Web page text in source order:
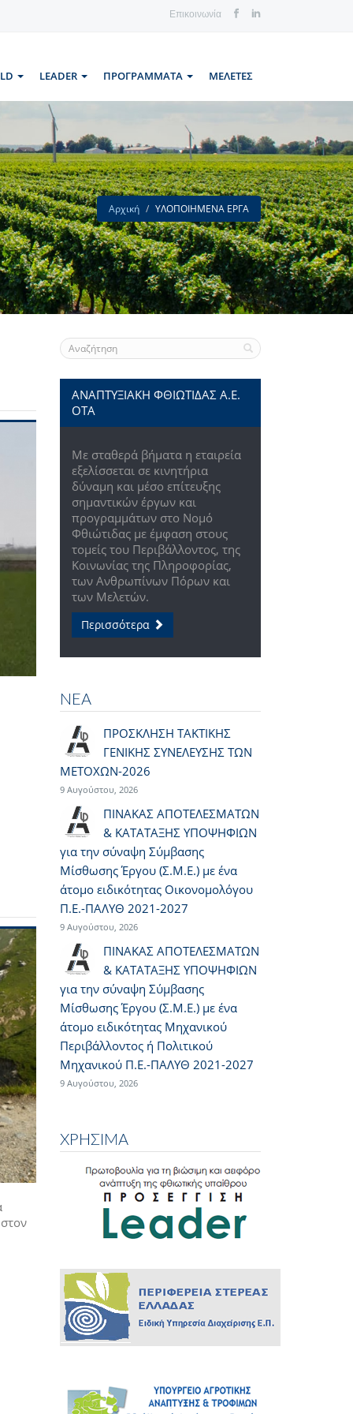
Επικοινωνία
LEADER ΠΡΟΓΡΑΜΜΑΤΑ ΜΕΛΕΤΕΣ
Αρχική ΥΛΟΠΟΙΗΜΕΝΑ ΕΡΓΑ
ΑΝΑΠΤΥΞΙΑΚΗ ΦΘΙΩΤΙΔΑΣ Α.Ε.
ΟΤΑ
Με σταθερά βήματα η εταιρεία
εξελίσσεται σε κινητήρια
δύναμη και μέσο επίτευξης
σημαντικών έργων και
προγραμμάτων στο Νομό
Φθιώτιδας με έμφαση στους
τομείς του Περιβάλλοντος, της
Κοινωνίας της Πληροφορίας,
των Ανθρωπίνων Πόρων και
των Μελετών.
Περισσότερα
ΝΕΑ
ΠΡΟΣΚΛΗΣΗ ΤΑΚΤΙΚΗΣ
ΓΕΝΙΚΗΣ ΣΥΝΕΛΕΥΣΗΣ ΤΩΝ
ΜΕΤΟΧΩΝ-2026
9 Αυγούστου, 2026
ΠΙΝΑΚΑΣ ΑΠΟΤΕΛΕΣΜΑΤΩΝ
& ΚΑΤΑΤΑΞΗΣ ΥΠΟΨΗΦΙΩΝ
για την σύναψη Σύμβασης
Μίσθωσης Έργου (Σ.Μ.Ε.) με ένα
άτομο ειδικότητας Οικονομολόγου
Π.Ε.-ΠΑΛΥΘ 2021-2027
9 Αυγούστου, 2026
ΠΙΝΑΚΑΣ ΑΠΟΤΕΛΕΣΜΑΤΩΝ
& ΚΑΤΑΤΑΞΗΣ ΥΠΟΨΗΦΙΩΝ
για την σύναψη Σύμβασης
Μίσθωσης Έργου (Σ.Μ.Ε.) με ένα
άτομο ειδικότητας Μηχανικού
Περιβάλλοντος ή Πολιτικού
Μηχανικού Π.Ε.-ΠΑΛΥΘ 2021-2027
9 Αυγούστου, 2026
ΧΡΗΣΙΜΑ